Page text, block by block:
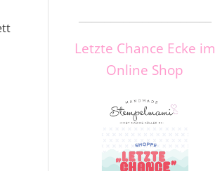
Letzte Chance Ecke im
Online Shop